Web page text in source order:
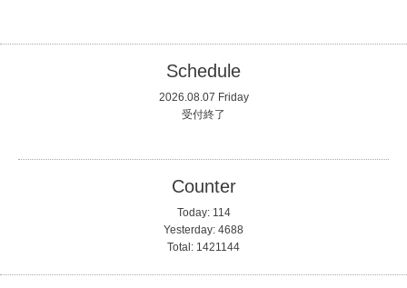
Schedule
2026.08.07 Friday
受付終了
Counter
Today: 114
Yesterday: 4688
Total: 1421144